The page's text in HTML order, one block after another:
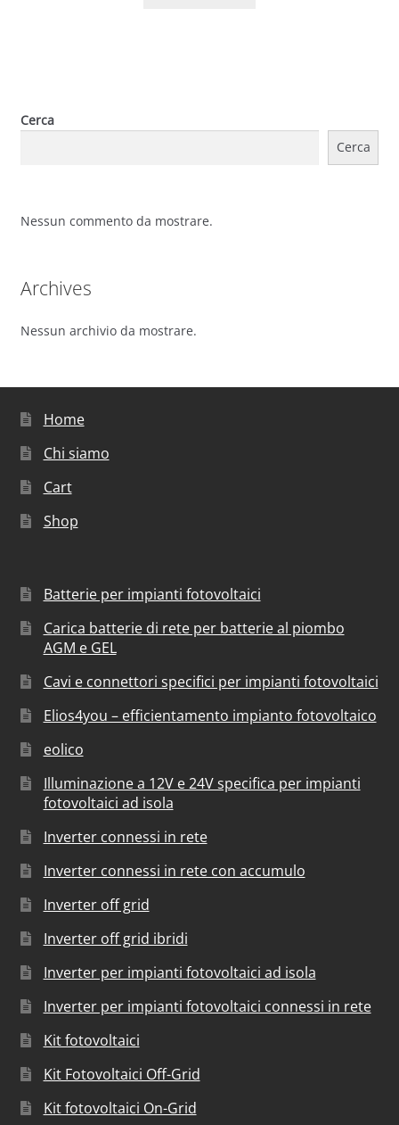
Cerca
Cerca
Nessun commento da mostrare.
Archives
Nessun archivio da mostrare.
Home
Chi siamo
Cart
Shop
Batterie per impianti fotovoltaici
Carica batterie di rete per batterie al piombo
AGM e GEL
Cavi e connettori specifici per impianti fotovoltaici
Elios4you – efficientamento impianto fotovoltaico
eolico
Illuminazione a 12V e 24V specifica per impianti
fotovoltaici ad isola
Inverter connessi in rete
Inverter connessi in rete con accumulo
Inverter off grid
Inverter off grid ibridi
Inverter per impianti fotovoltaici ad isola
Inverter per impianti fotovoltaici connessi in rete
Kit fotovoltaici
Kit Fotovoltaici Off-Grid
Kit fotovoltaici On-Grid